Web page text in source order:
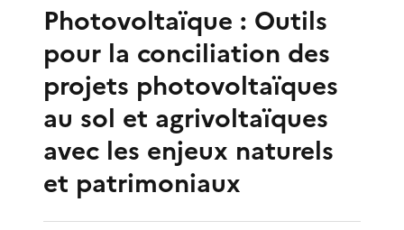
Photovoltaïque : Outils
pour la conciliation des
projets photovoltaïques
au sol et agrivoltaïques
avec les enjeux naturels
et patrimoniaux